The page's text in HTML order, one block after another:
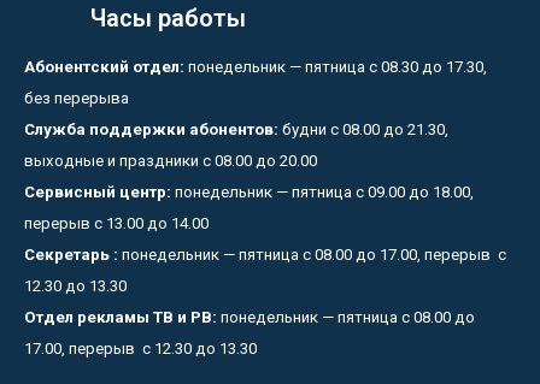
Часы работы
Абонентский отдел: понедельник — пятница с 08.30 до 17.30,
без перерыва
Служба поддержки абонентов: будни с 08.00 до 21.30,
выходные и праздники с 08.00 до 20.00
Сервисный центр: понедельник — пятница с 09.00 до 18.00,
перерыв с 13.00 до 14.00
Секретарь : понедельник — пятница с 08.00 до 17.00, перерыв с
12.30 до 13.30
Отдел рекламы ТВ и РВ: понедельник — пятница с 08.00 до
17.00, перерыв с 12.30 до 13.30